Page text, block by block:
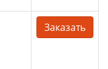
Заказать